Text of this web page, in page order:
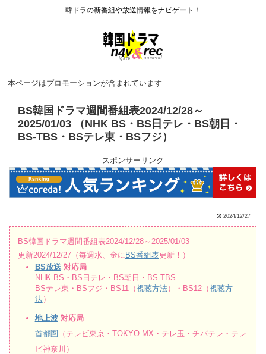
韓ドラの新番組や放送情報をナビゲート！
本ページはプロモーションが含まれています
BS韓国ドラマ週間番組表2024/12/28～
2025/01/03 （NHK BS・BS日テレ・BS朝日・
BS-TBS・BSテレ東・BSフジ）
スポンサーリンク
2024/12/27
BS韓国ドラマ週間番組表2024/12/28～2025/01/03
更新2024/12/27（毎週水、金に BS番組表更新！）
BS放送 対応局
NHK BS・BS日テレ・BS朝日・BS-TBS
BSテレ東・BSフジ・BS11（視聴方法）・BS12（視聴方
法）
地上波対応局
首都圏 （テレビ東京・TOKYO MX・テレ玉・チバテレ・テレ
ビ神奈川）